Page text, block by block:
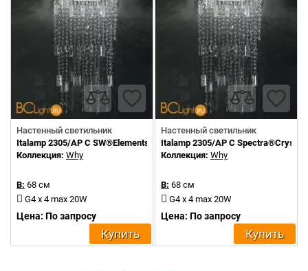
Настенный светильник
Italamp 2305/AP C SW®Elements
Коллекция: Why
В: 68 см
G4 x 4 max 20W
Цена: По запросу
Купить
Настенный светильник
Italamp 2305/AP C Spectra®Crystal
Коллекция: Why
В: 68 см
G4 x 4 max 20W
Цена: По запросу
Купить